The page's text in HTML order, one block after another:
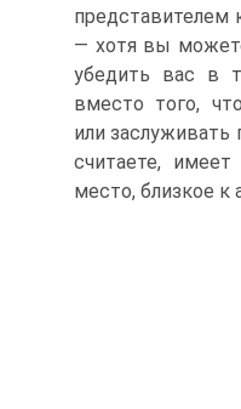
представителем
— хотя вы
убедить вас в
вместо того,
или заслуживать
считаете,
место, близкое к